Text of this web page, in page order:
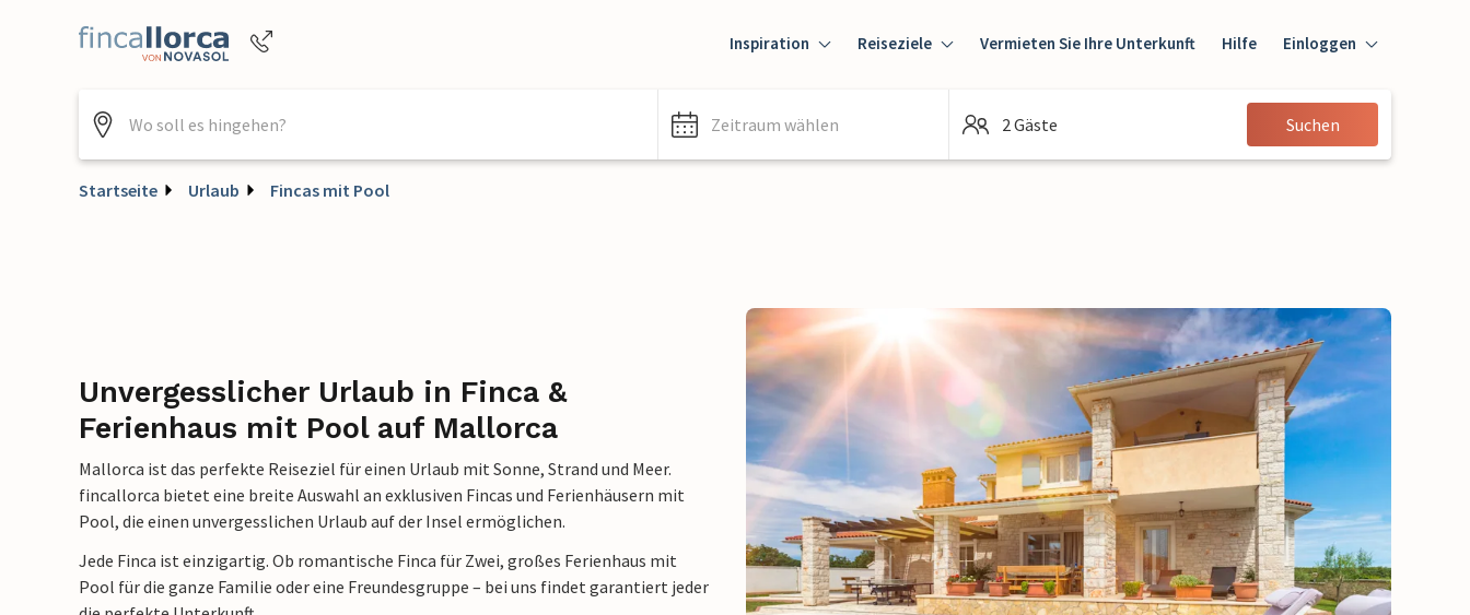
+4952144818470
Inspiration Reiseziele Vermieten Sie Ihre Unterkunft Hilfe Einloggen
Einloggen
Gast
Zeitraum wählen 2 Gäste Suchen
Startseite Urlaub Fincas mit Pool
Unvergesslicher Urlaub in Finca &
Ferienhaus mit Pool auf Mallorca
Mallorca ist das perfekte Reiseziel für einen Urlaub mit Sonne, Strand und Meer.
fincallorca bietet eine breite Auswahl an exklusiven Fincas und Ferienhäusern mit
Pool, die einen unvergesslichen Urlaub auf der Insel ermöglichen.
Jede Finca ist einzigartig. Ob romantische Finca für Zwei, großes Ferienhaus mit
Pool für die ganze Familie oder eine Freundesgruppe – bei uns findet garantiert jeder